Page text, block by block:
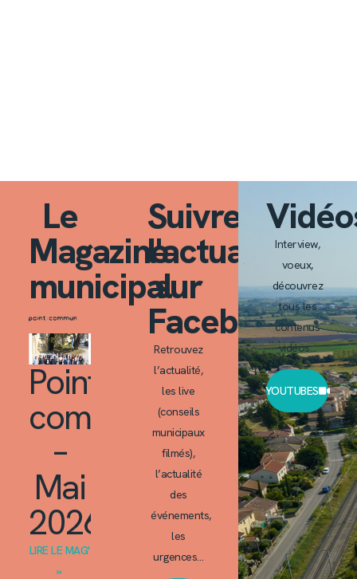
Le
Magazine
municipal
Point
commun
–
Mai
2026
LIRE LE MAG'
»
Suivre
l'actualité
sur
Facebook
Retrouvez
l’actualité,
les live
(conseils
municipaux
filmés),
l’actualité
des
événements,
les
urgences…
Interview,
voeux,
découvrez
tous les
contenus
vidéos…
YOUTUBES